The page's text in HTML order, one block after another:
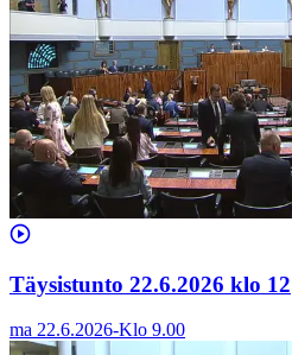
Täysistunto 22.6.2026 klo 12
ma 22.6.2026-Klo 9.00